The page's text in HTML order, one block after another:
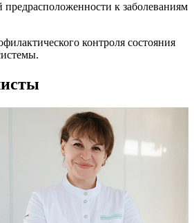
к заболеваниям
контроля состояния